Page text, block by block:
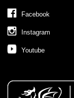
Facebook
Instagram
Youtube